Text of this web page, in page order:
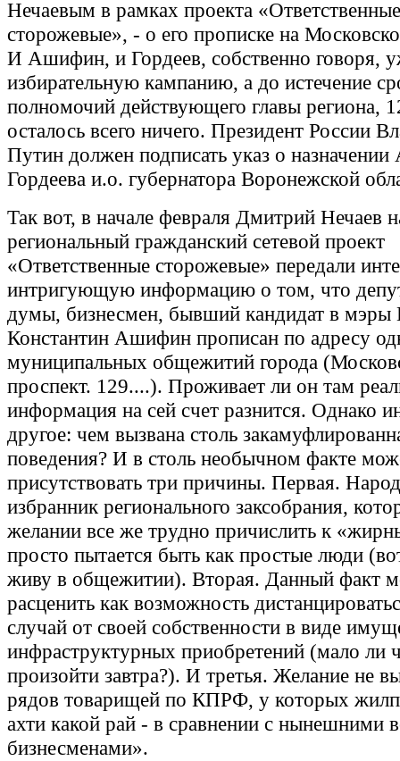
Нечаевым в рамках проекта «Ответственные
сторожевые», - о его прописке на
И Ашифин, и Гордеев, собственно говоря,
избирательную кампанию, а до истечение
полномочий действующего главы региона,
осталось всего ничего. Президент России
Путин должен подписать указ о назначении
Гордеева и.о. губернатора Воронежской
Так вот, в начале февраля Дмитрий Нечаев
региональный гражданский сетевой проект
«Ответственные сторожевые» передали
интригующую информацию о том, что
думы, бизнесмен, бывший кандидат в мэры
Константин Ашифин прописан по адресу
муниципальных общежитий города
проспект. 129....). Проживает ли он там
информация на сей счет разнится. Однако
другое: чем вызвана столь
поведения? И в столь необычном факте
присутствовать три причины. Первая.
избранник регионального заксобрания,
желании все же трудно причислить к
просто пытается быть как простые люди
живу в общежитии). Вторая. Данный факт
расценить как возможность
случай от своей собственности в виде
инфраструктурных приобретений (мало ли
произойти завтра?). И третья. Желание не
рядов товарищей по КПРФ, у которых
ахти какой рай - в сравнении с нынешними
бизнесменами».